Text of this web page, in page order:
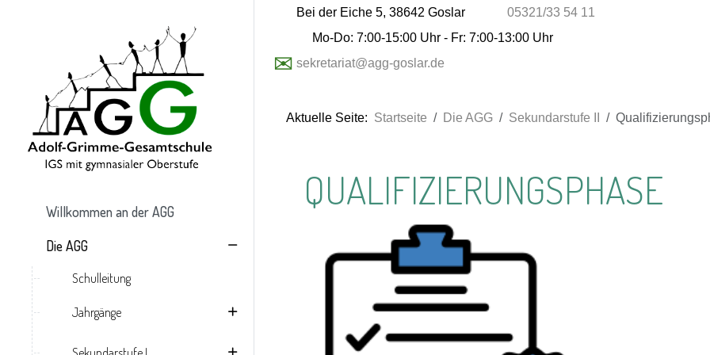
Willkommen an der AGG
Die AGG
Schulleitung
Jahrgänge
Bei der Eiche 5, 38642 Goslar
05321/33 54 11
Mo-Do: 7:00-15:00 Uhr - Fr: 7:00-13:00 Uhr
✉ sekretariat@agg-goslar.de
Aktuelle Seite: Startseite Die AGG Sekundarstufe II
QUALIFIZIERUNGSPHASE